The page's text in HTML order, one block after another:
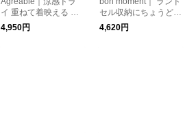
イ 重ねて着映える 涼
やか テープヤーンベ
スト
4,950円
セル収納にちょうどい
い キャスター付き収
納
4,620円